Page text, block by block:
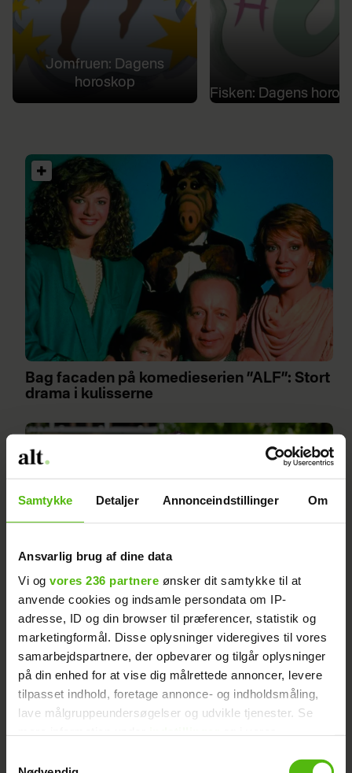
Samtykke Detaljer Annonceindstillinger Om
Ansvarlig brug af dine data
Vi og vores 236 partnere ønsker dit samtykke til at
anvende cookies og indsamle persondata om IP-
adresse, ID og din browser til præferencer, statistik og
marketingformål. Disse oplysninger videregives til vores
samarbejdspartnere, der opbevarer og tilgår oplysninger
på din enhed for at vise dig målrettede annoncer, levere
tilpasset indhold, foretage annonce- og indholdsmåling,
lave målgruppeundersøgelser og udvikle tjenester. Se
tilbage eller ændre indstillinger fra vores
Jomfruen: Dagens
horoskop
Fisken: Dagens
Bag facaden på komedieserien ”ALF”: Stort
drama i kulisserne
Morten Kirckhoff lærte noget vigtigt, da
han mistede sin demenssyge far: "Jeg var
nødt til at vise en side, jeg ikke var stolt af"